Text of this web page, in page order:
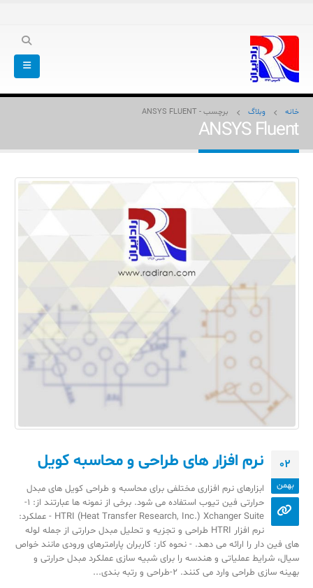
خانه وبلاگ برچسب - ANSYS FLUENT
ANSYS Fluent
02
بهمن
نرم افزار های طراحی و محاسبه کویل‎
ابزارهای نرم افزاری مختلفی برای محاسبه و طراحی کویل های مبدل
حرارتی فین تیوب استفاده می شود. برخی از نمونه ها عبارتند از: 1-
HTRI (Heat Transfer Research, Inc.) Xchanger Suite - عملکرد:
نرم افزار HTRI طراحی و تجزیه و تحلیل مبدل حرارتی از جمله لوله
های فین دار را ارائه می دهد. - نحوه کار: کاربران پارامترهای ورودی مانند خواص
سیال، شرایط عملیاتی و هندسه را برای شبیه سازی عملکرد مبدل حرارتی و
بهینه سازی طراحی وارد می کنند. 2-طراحی و رتبه بندی...